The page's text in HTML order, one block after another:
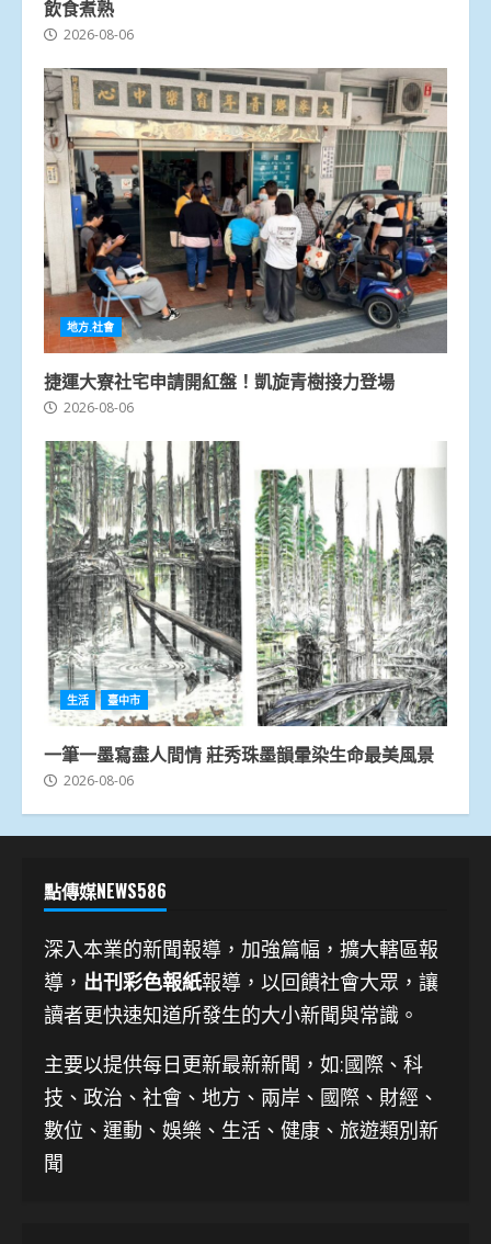
飲食煮熟
2026-08-06
地方.社會
捷運大寮社宅申請開紅盤！凱旋青樹接力登場
2026-08-06
生活 臺中市
一筆一墨寫盡人間情 莊秀珠墨韻暈染生命最美風景
2026-08-06
點傳媒NEWS586
深入本業的新聞報導，加強篇幅，擴大轄區報
導， 出刊彩色報紙報導，以回饋社會大眾，讓
讀者更快速知道所發生的大小新聞與常識。
主要以提供每日更新最新新聞 ，如:國際、科
技、 政治、社會、地方、兩岸、國際、財經、
數位、運動、娛樂、生活、健康、旅遊類別新
聞